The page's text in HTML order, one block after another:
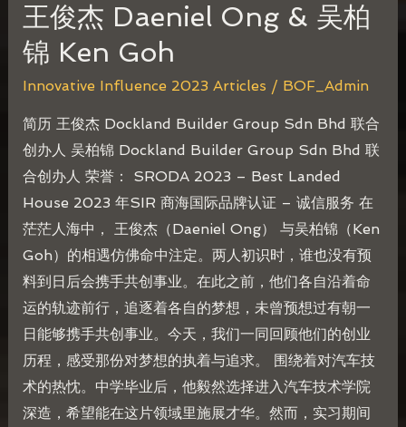
王俊杰 Daeniel Ong & 吴柏
锦 Ken Goh
Innovative Influence 2023 Articles / BOF_Admin
简历 王俊杰 Dockland Builder Group Sdn Bhd 联合
创办人 吴柏锦 Dockland Builder Group Sdn Bhd 联
合创办人 荣誉： SRODA 2023 – Best Landed
House 2023 年SIR 商海国际品牌认证 – 诚信服务 在
茫茫人海中， 王俊杰（Daeniel Ong） 与吴柏锦（Ken
Goh）的相遇仿佛命中注定。两人初识时，谁也没有预
料到日后会携手共创事业。在此之前，他们各自沿着命
运的轨迹前行，追逐着各自的梦想，未曾预想过有朝一
日能够携手共创事业。今天，我们一同回顾他们的创业
历程，感受那份对梦想的执着与追求。 围绕着对汽车技
术的热忱。中学毕业后，他毅然选择进入汽车技术学院
深造，希望能在这片领域里施展才华。然而，实习期间